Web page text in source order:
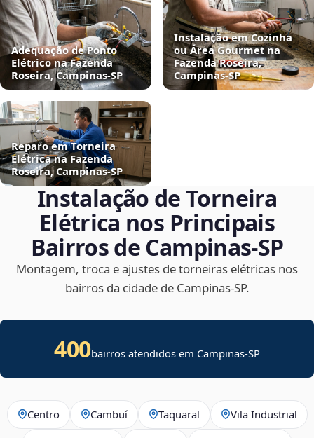
Adequação de Ponto
Elétrico na Fazenda
Roseira, Campinas‑SP
Instalação em Cozinha
ou Área Gourmet na
Fazenda Roseira,
Campinas‑SP
Reparo em Torneira
Elétrica na Fazenda
Roseira, Campinas‑SP
Instalação de Torneira
Elétrica nos Principais
Bairros de Campinas‑SP
Montagem, troca e ajustes de torneiras elétricas nos
bairros da cidade de Campinas‑SP.
400bairros atendidos em Campinas-SP
Centro Cambuí Taquaral Vila Industrial